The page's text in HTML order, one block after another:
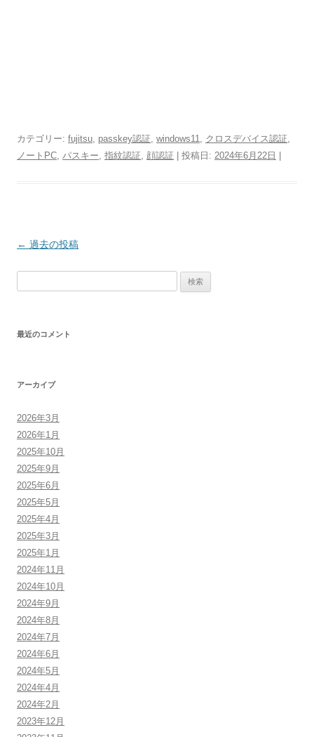
カテゴリー: fujitsu passkey認証 windows11 クロスデバイス認証
ノートPC パスキー 指紋認証 顔認証 | 投稿日: 2024年6月22日
投
ョ
← 過去の投稿
最近のコメント
アーカイブ
2026年3月
2026年1月
2025年10月
2025年9月
2025年6月
2025年5月
2025年4月
2025年3月
2025年1月
2024年11月
2024年10月
2024年9月
2024年8月
2024年7月
2024年6月
2024年5月
2024年4月
2024年2月
2023年12月